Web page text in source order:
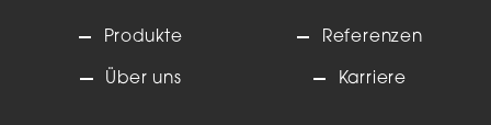
Produkte
Über uns
Referenzen
Karriere